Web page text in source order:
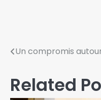
Un compromis
Related